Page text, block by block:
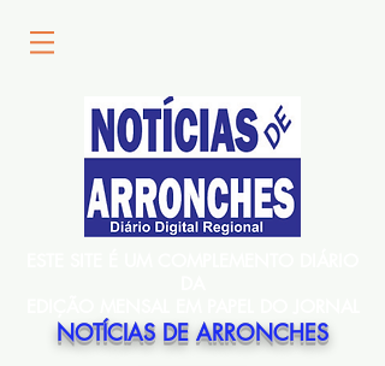
NOTÍCIAS DE ARRONCHES